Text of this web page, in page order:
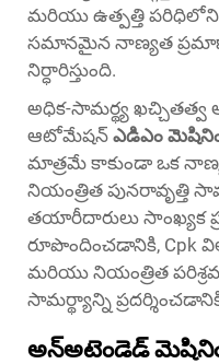
మరియు ఉత్పత్తి
సమానమైన నాణ్యత
నిర్ధారిస్తుంది.
అధిక-సామర్థ్య ఖచ్చితత్వ
ఆటోమేషన్ ఎడిఎం
మాత్రమే కాకుండా ఒక
నియంత్రిత పునరావృత్తి
తయారీదారులు సాంఖ్యక
రూపొందించడానికి, Cpk
మరియు నియంత్రిత
సామర్థ్యాన్ని
అన్‌అటెండెడ్